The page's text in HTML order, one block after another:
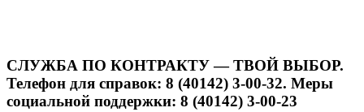
СЛУЖБА ПО КОНТРАКТУ — ТВОЙ ВЫБОР.
Телефон для справок: 8 (40142) 3-00-32. Меры
социальной поддержки: 8 (40142) 3-00-23